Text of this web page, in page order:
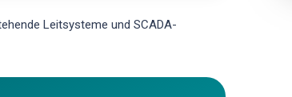
Leitsysteme und SCADA-